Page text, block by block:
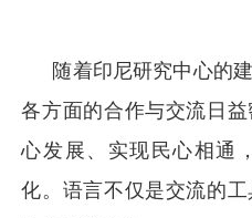
随着印尼研究中心的
各方面的合作与交流日
心发展、实现民心相通
化。语言不仅是交流的